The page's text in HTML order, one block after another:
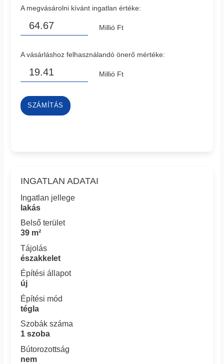
A megvásárolni kívánt ingatlan értéke:
Millió Ft
A vásárláshoz felhasználandó önerő mértéke:
Millió Ft
SZÁMÍTÁS
INGATLAN ADATAI
Ingatlan jellege
lakás
Belső terület
39 m²
Tájolás
északkelet
Építési állapot
új
Építési mód
tégla
Szobák száma
1 szoba
Bútorozottság
nem